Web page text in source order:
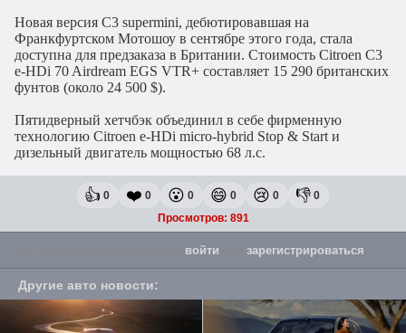
Новая версия C3 supermini, дебютировавшая на
Франкфуртском Мотошоу в сентябре этого года, стала
доступна для предзаказа в Британии. Стоимость Citroen C3
e-HDi 70 Airdream EGS VTR+ составляет 15 290 британских
фунтов (около 24 500 $).
Пятидверный хетчбэк объединил в себе фирменную
технологию Citroеn e-HDi micro-hybrid Stop & Start и
дизельный двигатель мощностью 68 л.с.
👍 0 ❤️ 0 😮 0 😄 0 😢 0 👎 0
Просмотров: 891
войти зарегистрироваться
Другие авто новости: